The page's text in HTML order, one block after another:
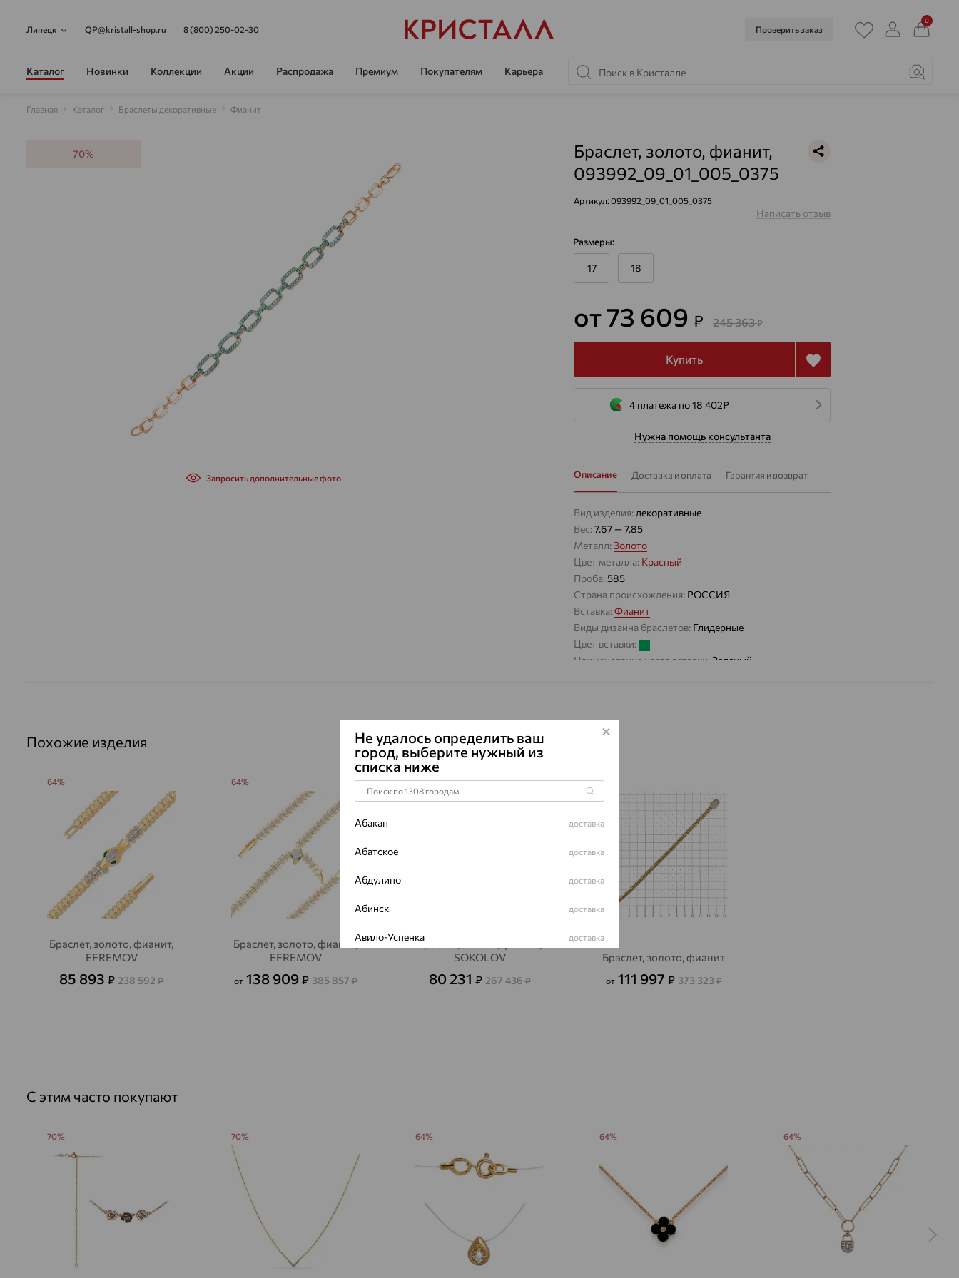
Липецк QP@kristall-shop.ru 8 (800) 250-02-30 Проверить заказ
0
Каталог Новинки Коллекции Акции Распродажа Премиум Покупателям Карьера
Главная Каталог Браслеты декоративные Фианит
70%
Запросить дополнительные фото
Браслет, золото, фианит,
093992_09_01_005_0375
Артикул: 093992_09_01_005_0375
Написать отзыв
Размеры:
17 18
от 73 609 ₽ 245 363₽
Купить
4 платежа по 18 402₽
Нужна помощь консультанта
Описание Доставка и оплата Гарантия и возврат
Вид изделия: декоративные
Вес:7.67 — 7.85
Металл:Золото
Цвет металла: Красный
Проба:585
Страна происхождения: РОССИЯ
Вставка:Фианит
Виды дизайна браслетов: Глидерные
Цвет вставки:
Наименование цвета вставки:Зеленый
Похожие изделия
Браслет, золото, фианит,
EFREMOV
85 893 ₽ 238 592₽
64%
Браслет, золото, фианит,
EFREMOV
от 138 909 ₽ 385 857₽
64%
Браслет, золото, фианит,
SOKOLOV
80 231 ₽ 267 436₽
70%
Браслет, золото, фианит
от 111 997 ₽ 373 323₽
70%
С этим часто покупают
70% 70% 64% 64% 64%
Не удалось определить ваш
город, выберите нужный из
списка ниже
Абакан доставка
Абатское доставка
Абдулино доставка
Абинск доставка
Авило-Успенка доставка
доставка
Акбулак доставка